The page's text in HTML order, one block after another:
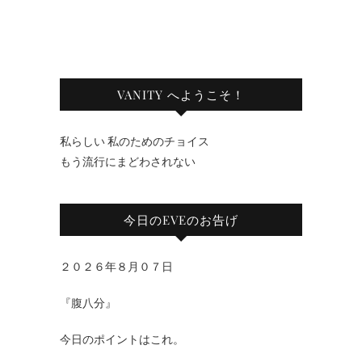
VANITY へようこそ！
私らしい 私のためのチョイス
もう流行にまどわされない
今日のEVEのお告げ
２０２６年８月０７日
『腹八分』
今日のポイントはこれ。